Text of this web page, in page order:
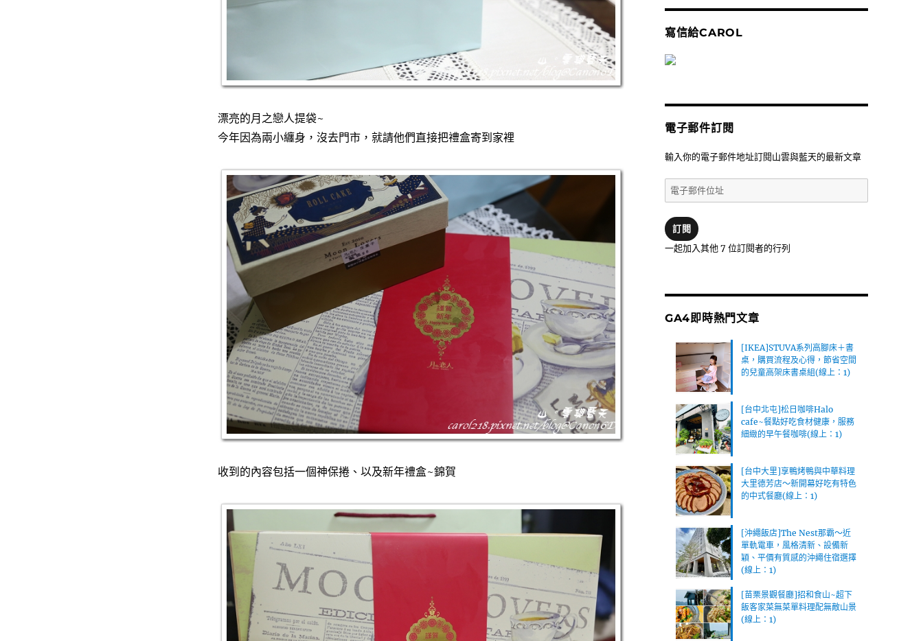
漂亮的月之戀人提袋~
今年因為兩小纏身，沒去門市，就請他們直接把禮盒寄到家裡
收到的內容包括一個神保捲、以及新年禮盒~錦賀
寫信給CAROL
電子郵件訂閱
輸入你的電子郵件地址訂閱山雲與藍天的最新文章
電
子
件
位
訂閱
一起加入其他 7 位訂閱者的行列
GA4即時熱門文章
[IKEA]STUVA系列高腳床＋書
桌，購買流程及心得，節省空間
的兒童高架床書桌組(線上：1)
[台中北屯]松日咖啡Halo
cafe~餐點好吃食材健康，服務
細緻的早午餐咖啡(線上：1)
[台中大里]享鴨烤鴨與中華料理
大里德芳店～新開幕好吃有特色
的中式餐廳(線上：1)
[沖繩飯店]The Nest那霸～近
單軌電車，風格清新、設備新
穎、平價有質感的沖繩住宿選擇
(線上：1)
[苗栗景觀餐廳]招和食山~超下
飯客家菜無菜單料理配無敵山景
(線上：1)